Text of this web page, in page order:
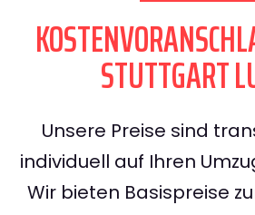
STUTTGART
Unsere Preise sind
individuell auf Ihren
Wir bieten Basispreise